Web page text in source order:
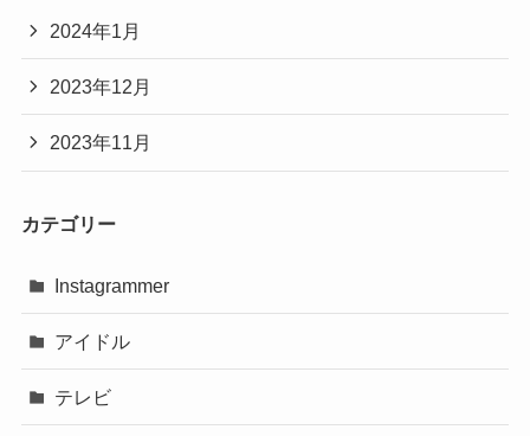
2024年1月
2023年12月
2023年11月
カテゴリー
Instagrammer
アイドル
テレビ